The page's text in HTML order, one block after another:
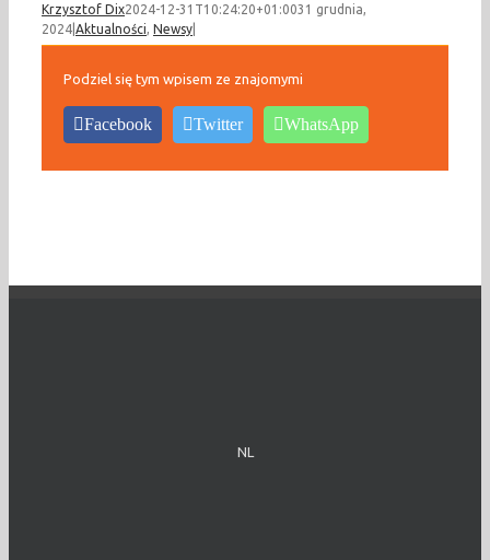
Krzysztof Dix2024-12-31T10:24:20+01:0031 grudnia,
2024 Aktualności, Newsy
Podziel się tym wpisem ze znajomymi
Facebook Twitter WhatsApp
NL